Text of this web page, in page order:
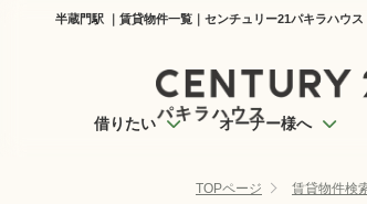
半蔵門駅 ｜賃貸物件一覧｜センチュリー21パキラハウス
借りたい オーナー様へ
TOPページ 賃貸物件検